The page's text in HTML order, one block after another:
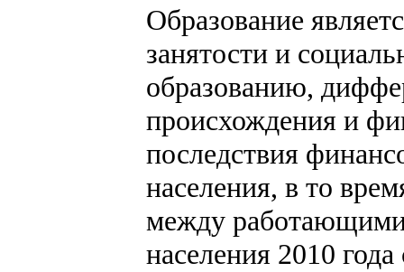
Образование
занятости и
образованию,
происхождения и
последствия
населения, в то
между работающими
населения 2010